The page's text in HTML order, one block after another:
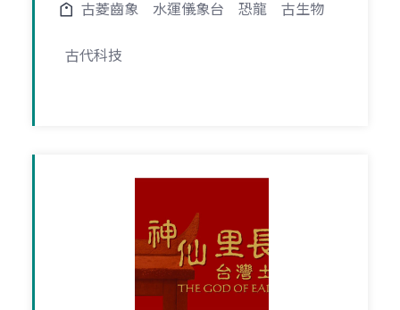
古菱齒象 水運儀象台 恐龍 古生物
古代科技